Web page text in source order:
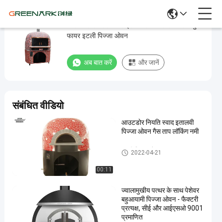
काले
लाल
सिरेमिक
के
साथ
गोल
फायर इटली पिज्जा ओवन
अब बात करें और जानें
संबंधित वीडियो
00:11
आउटडोर नियति स्वाद इतालवी
पिज्जा ओवन गैस ताप लॉकिंग नमी
इटली पिज्जा ओवन
2022-04-21
ज्वालामुखीय पत्थर के साथ पेशेवर
बहुआयामी पिज्जा ओवन - फैक्टरी
प्रत्यक्ष, सीई और आईएसओ 9001
प्रमाणित